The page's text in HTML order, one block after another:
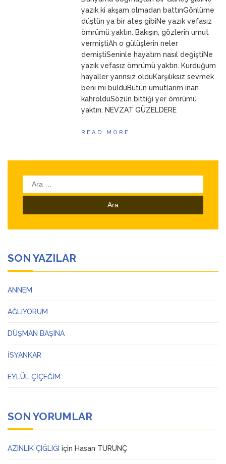
ANNEMyazık ki akşam olmadan battınGönlüme
düştün ya bir ateş gibiNe yazık vefasız
ömrümü yaktın. Bakışın, gözlerin umut
vermiştiAh o gülüşlerin neler
demiştiSeninle hayatım nasıl değiştiNe
yazık vefasız ömrümü yaktın. Kurduğum
hayaller yarınsız olduKarşılıksız sevmek
beni mi bulduBütün umutlarım inan
kahrolduSözün bittiği yer ömrümü
yaktın. NEVZAT GÜZELDERE
READ MORE
Arama:
SON YAZILAR
ANNEM
AĞLIYORUM
DÜŞMAN BAŞINA
İSYANKAR
EYLÜL ÇİÇEĞİM
SON YORUMLAR
AZINLIK ÇIĞLIĞI için Hasan TURUNÇ